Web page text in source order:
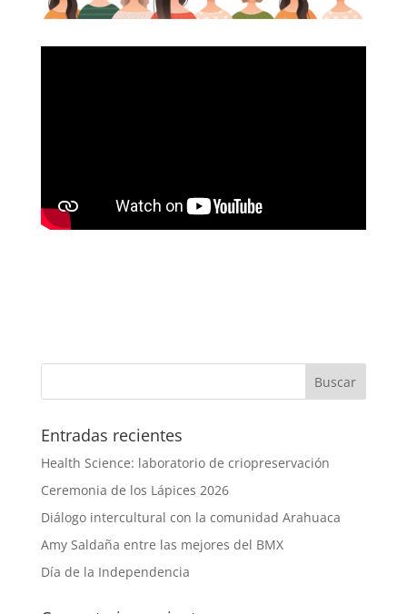
Entradas recientes
Health Science: laboratorio de criopreservación
Ceremonia de los Lápices 2026
Diálogo intercultural con la comunidad Arahuaca
Amy Saldaña entre las mejores del BMX
Día de la Independencia